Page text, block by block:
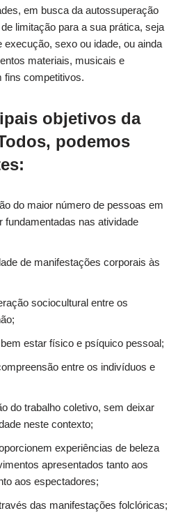
em busca da autossuperação
limitação para a sua prática, seja
execução, sexo ou idade, ou ainda
materiais, musicais e
fins competitivos.
objetivos da
podemos
do maior número de pessoas em
fundamentadas nas atividade
de manifestações corporais às
sociocultural entre os
estar físico e psíquico pessoal;
entre os indivíduos e
do trabalho coletivo, sem deixar
neste contexto;
experiências de beleza
apresentados tanto aos
aos espectadores;
das manifestações folclóricas;